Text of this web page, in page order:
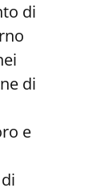
di
di
e